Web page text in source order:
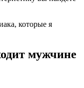
которые я
мужчине